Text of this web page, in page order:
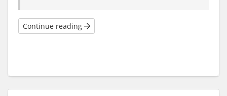
Continue reading